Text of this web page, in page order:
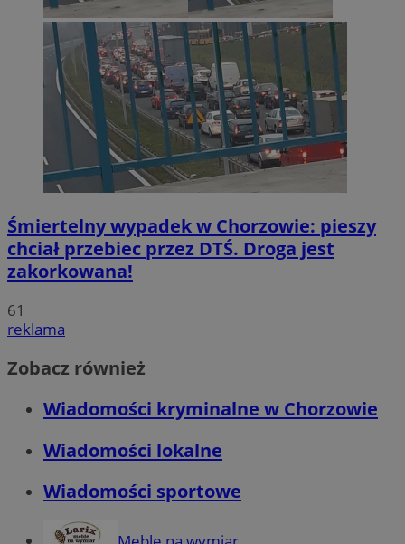
Śmiertelny wypadek w Chorzowie: pieszy
chciał przebiec przez DTŚ. Droga jest
zakorkowana!
61
reklama
Zobacz również
Wiadomości kryminalne w Chorzowie
Wiadomości lokalne
Wiadomości sportowe